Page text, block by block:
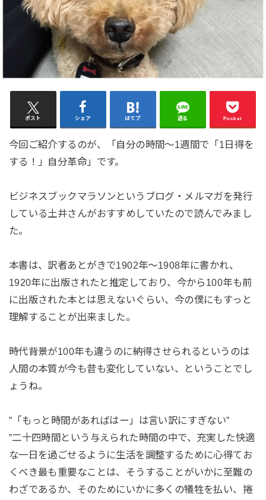
ポスト シェア はてブ 送る Pocket
今回ご紹介するのが、「自分の時間〜1週間で「1日得を
する！」自分革命」です。
ビジネスブックマラソンというブログ・メルマガを発行
している土井さんがおすすめしていたので読んでみまし
た。
本書は、訳者あとがきで1902年〜1908年に書かれ、
1920年に出版されたと推定しており、今から100年も前
に出版された本とは思えないぐらい、今の僕にもすっと
理解することが出来ました。
時代背景が100年も違うのに納得させられるというのは
人間の本質が今も昔も変化していない、ということでし
ょうね。
”「もっと時間があればはー」は言い訳にすぎない”
”二十四時間という与えられた時間の中で、充実した快適
な一日を過ごせるように生活を調整するために心得てお
くべき最も重要なことは、そうすることがいかに至難の
わざであるか、そのためにいかに多くの犠牲を払い、捲